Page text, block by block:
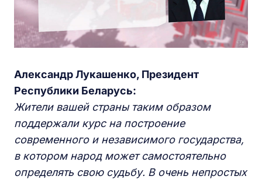
Александр Лукашенко, Президент
Республики Беларусь:
Жители вашей страны таким образом
поддержали курс на построение
современного и независимого государства,
в котором народ может самостоятельно
определять свою судьбу. В очень непростых